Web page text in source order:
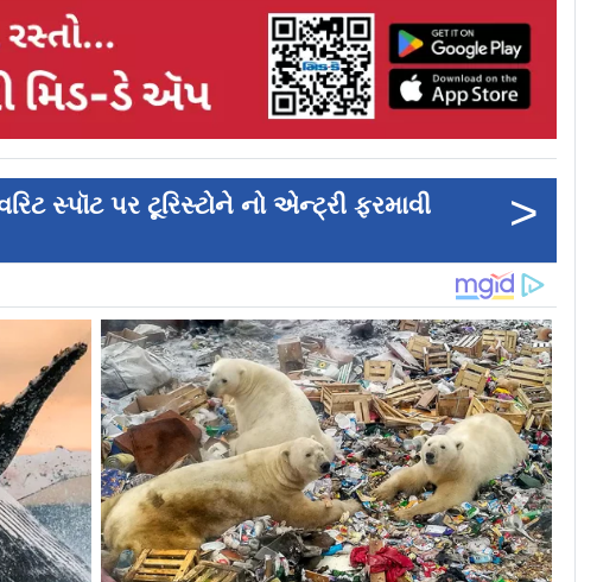
સ્પૉટ પર ટૂરિસ્ટોને નો એન્ટ્રી ફરમાવી
>